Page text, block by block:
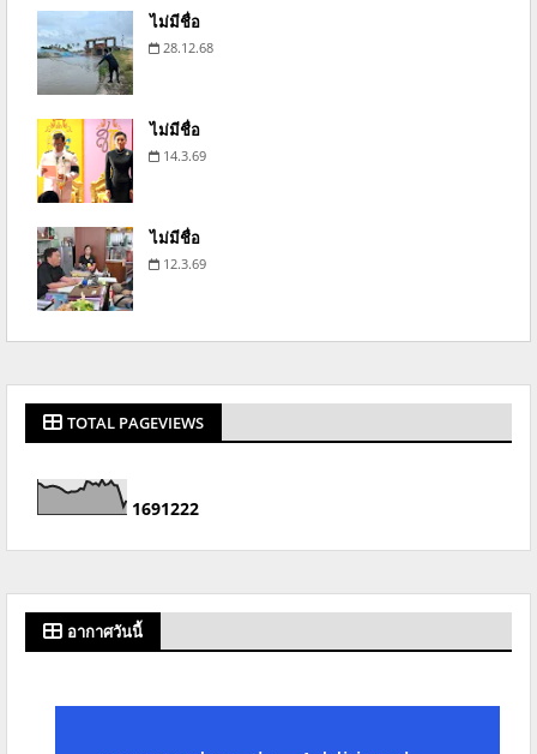
ไม่มีชื่อ
28.12.68
ไม่มีชื่อ
14.3.69
ไม่มีชื่อ
12.3.69
TOTAL PAGEVIEWS
1691222
อากาศวันนี้